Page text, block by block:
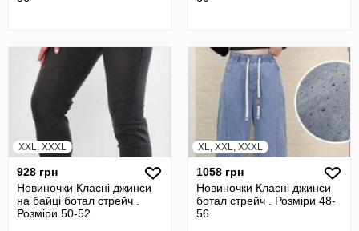
XXL, XXXL
928 грн
Новиночки Класні джинси
на байці ботал стрейч .
Розміри 50-52
XL, XXL, XXXL
1058 грн
Новиночки Класні джинси
ботал стрейч . Розміри 48-
56